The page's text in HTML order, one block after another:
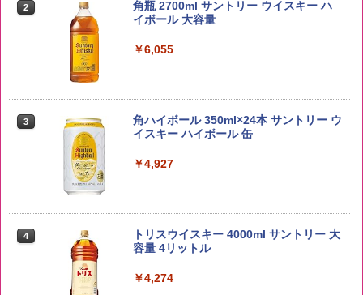
kg 業務用 お米マイスターブレンド
5kg 長野県産 令和7年産
米 5kg
2
角瓶 2700ml サントリー ウイスキー ハ
イボール 大容量
￥6,055
3
角ハイボール 350ml×24本 サントリー ウ
イスキー ハイボール 缶
￥4,927
4
トリスウイスキー 4000ml サントリー 大
容量 4リットル
￥4,274